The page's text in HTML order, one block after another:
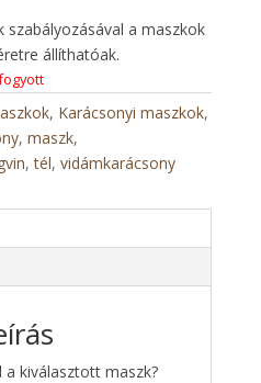
szabályozásával a maszkok
állíthatóak.
, Karácsonyi maszkok,
, maszk,
,tél, vidámkarácsony
a kiválasztott maszk?